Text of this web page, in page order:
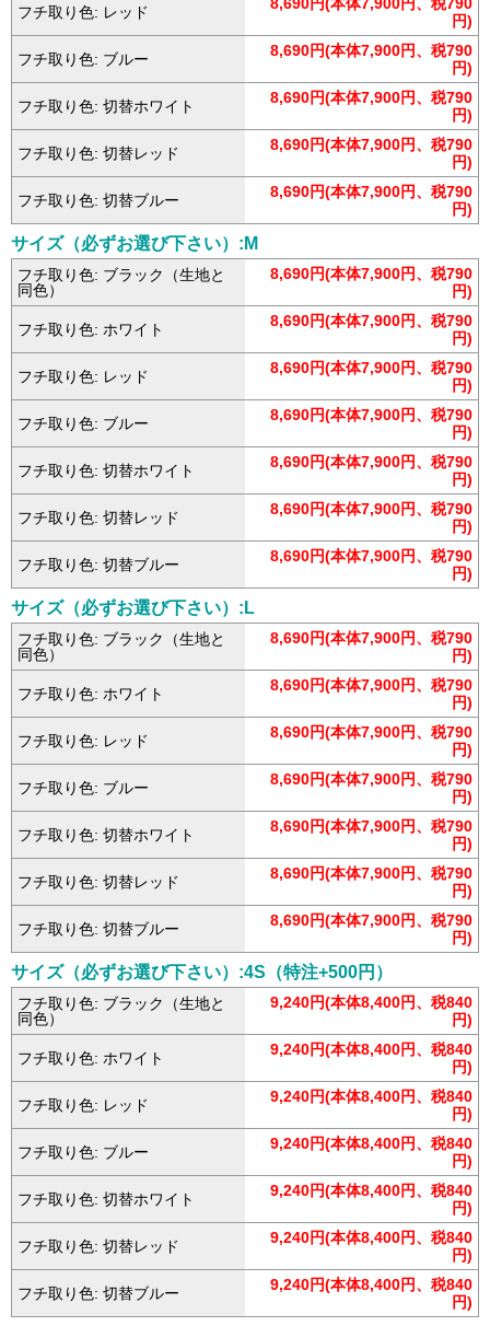
フチ取り色: レッド
円)
フチ取り色: ブルー
8,690円(本体7,900円、税790
円)
フチ取り色: 切替ホワイト
8,690円(本体7,900円、税790
円)
フチ取り色: 切替レッド
8,690円(本体7,900円、税790
円)
フチ取り色: 切替ブルー
8,690円(本体7,900円、税790
円)
サイズ（必ずお選び下さい）:M
フチ取り色: ブラック（生地と
同色）
8,690円(本体7,900円、税790
円)
フチ取り色: ホワイト
8,690円(本体7,900円、税790
円)
フチ取り色: レッド
8,690円(本体7,900円、税790
円)
フチ取り色: ブルー
8,690円(本体7,900円、税790
円)
フチ取り色: 切替ホワイト
8,690円(本体7,900円、税790
円)
フチ取り色: 切替レッド
8,690円(本体7,900円、税790
円)
フチ取り色: 切替ブルー
8,690円(本体7,900円、税790
円)
サイズ（必ずお選び下さい）:L
フチ取り色: ブラック（生地と
同色）
8,690円(本体7,900円、税790
円)
フチ取り色: ホワイト
8,690円(本体7,900円、税790
円)
フチ取り色: レッド
8,690円(本体7,900円、税790
円)
フチ取り色: ブルー
8,690円(本体7,900円、税790
円)
フチ取り色: 切替ホワイト
8,690円(本体7,900円、税790
円)
フチ取り色: 切替レッド
8,690円(本体7,900円、税790
円)
フチ取り色: 切替ブルー
8,690円(本体7,900円、税790
円)
サイズ（必ずお選び下さい）:4S（特注+500円）
フチ取り色: ブラック（生地と
同色）
9,240円(本体8,400円、税840
円)
フチ取り色: ホワイト
9,240円(本体8,400円、税840
円)
フチ取り色: レッド
9,240円(本体8,400円、税840
円)
フチ取り色: ブルー
9,240円(本体8,400円、税840
円)
フチ取り色: 切替ホワイト
9,240円(本体8,400円、税840
円)
フチ取り色: 切替レッド
9,240円(本体8,400円、税840
円)
フチ取り色: 切替ブルー
9,240円(本体8,400円、税840
円)